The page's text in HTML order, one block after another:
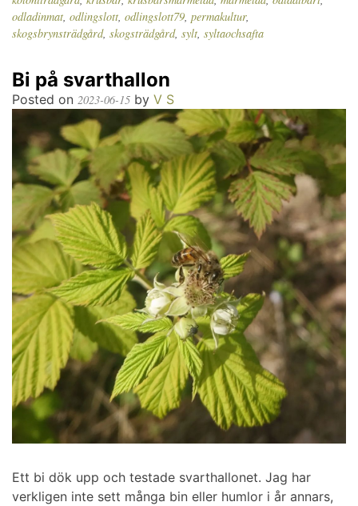
odladinmat odlingslott odlingslott79 permakultur,
skogsbrynsträdgård, skogsträdgård, sylt syltaochsafta
Bi på svarthallon
Posted on 2023-06-15 by V S
Ett bi dök upp och testade svarthallonet. Jag har
verkligen inte sett många bin eller humlor i år annars,